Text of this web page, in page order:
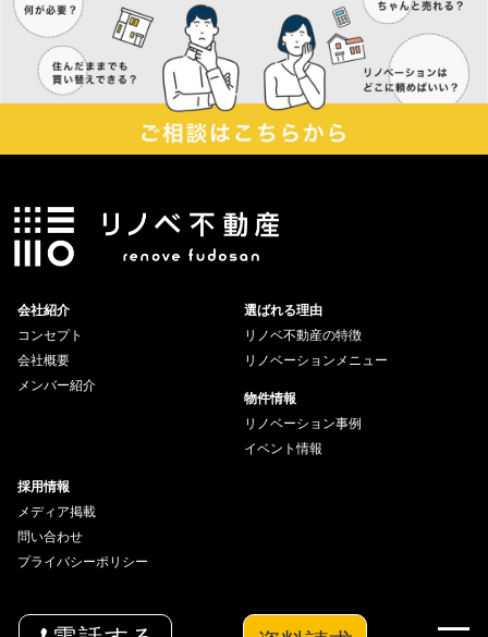
会社紹介
コンセプト
会社概要
メンバー紹介
選ばれる理由
リノベ不動産の特徴
リノベーションメニュー
物件情報
リノベーション事例
イベント情報
採用情報
メディア掲載
問い合わせ
プライバシーポリシー